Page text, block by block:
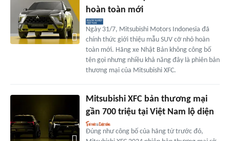
hoàn toàn mới
Ngày 31/7, Mitsubishi Motors Indonesia đã
chính thức giới thiệu mẫu SUV cỡ nhỏ hoàn
toàn mới. Hãng xe Nhật Bản không công bố
tên gọi nhưng nhiều khả năng đây là phiên bản
thương mại của Mitsubishi XFC.
Mitsubishi XFC bản thương mại
gần 700 triệu tại Việt Nam lộ diện
Đúng như công bố của hãng từ trước đó,